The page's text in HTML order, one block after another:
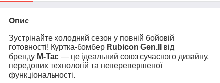
Опис
Зустрінайте холодний сезон у повній бойовій
готовності! Куртка-бомбер Rubicon Gen.II
від
бренду M-Tac — це ідеальний союз сучасного дизайну,
передових технологій та неперевершеної
функціональності.